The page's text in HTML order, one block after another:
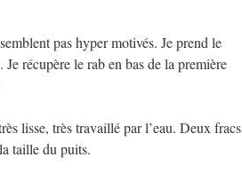
pas hyper motivés. Je prend le
récupère le rab en bas de la première
lisse, très travaillé par l’eau. Deux fracs
taille du puits.